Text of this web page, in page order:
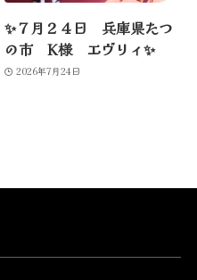
✨７月２４日 兵庫県たつ
の市 K様 エヴリィ✨
2026年7月24日